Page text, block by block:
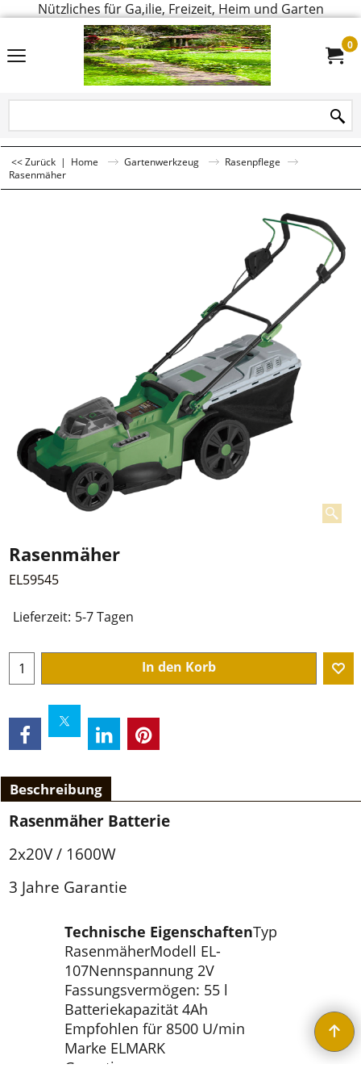
Nützliches für Ga,ilie, Freizeit, Heim und Garten
0
<< Zurück | Home Gartenwerkzeug
Rasenpflege
Rasenmäher
Rasenmäher
EL59545
Lieferzeit: 5-7 Tagen
In den Korb
Beschreibung
Rasenmäher Batterie
2x20V / 1600W
3 Jahre Garantie
Technische EigenschaftenTyp
RasenmäherModell EL-
107Nennspannung 2V
Fassungsvermögen: 55 l
Batteriekapazität 4Ah
Empfohlen für 8500 U/min
Marke ELMARK
Garantie